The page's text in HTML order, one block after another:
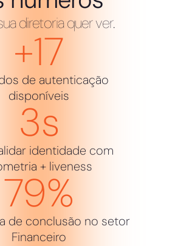
diretoria quer ver.
+17
de autenticação
disponíveis
3s
identidade com
+ liveness
79%
de conclusão no setor
Financeiro